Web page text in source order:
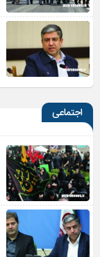
اجتماعی